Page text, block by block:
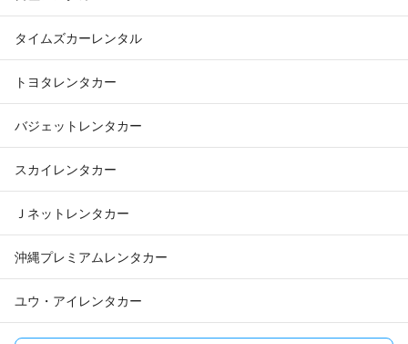
タイムズカーレンタル
トヨタレンタカー
バジェットレンタカー
スカイレンタカー
Ｊネットレンタカー
沖縄プレミアムレンタカー
ユウ・アイレンタカー